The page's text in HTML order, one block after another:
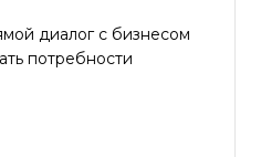
диалог с бизнесом
потребности